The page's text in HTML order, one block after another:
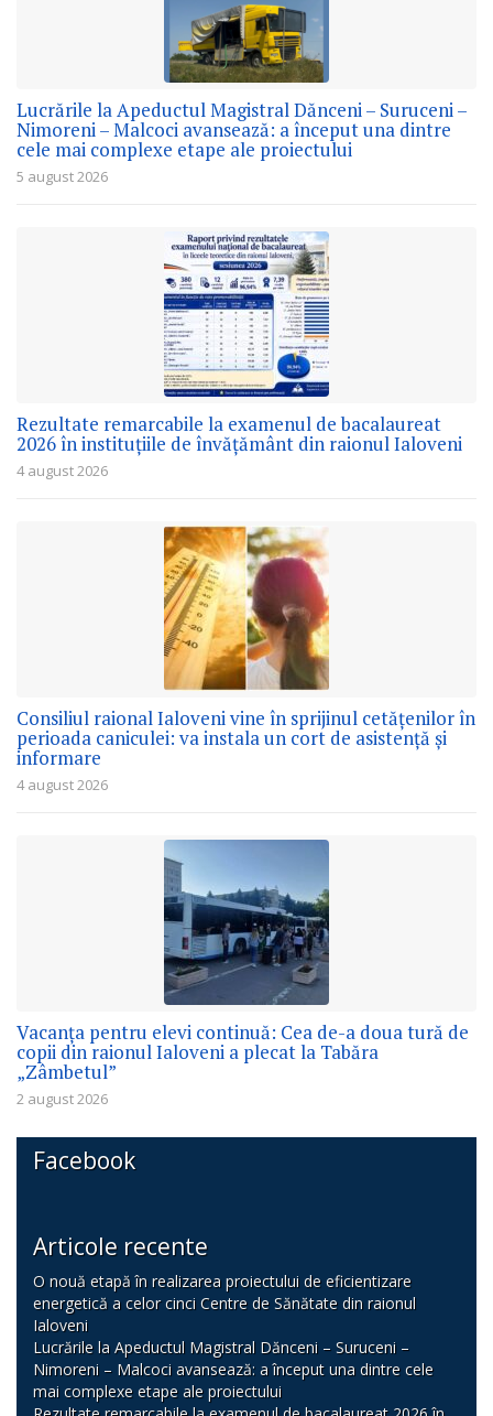
Lucrările la Apeductul Magistral Dănceni – Suruceni –
Nimoreni – Malcoci avansează: a început una dintre
cele mai complexe etape ale proiectului
5 august 2026
Rezultate remarcabile la examenul de bacalaureat
2026 în instituțiile de învățământ din raionul Ialoveni
4 august 2026
Consiliul raional Ialoveni vine în sprijinul cetățenilor în
perioada caniculei: va instala un cort de asistență și
informare
4 august 2026
Vacanța pentru elevi continuă: Cea de-a doua tură de
copii din raionul Ialoveni a plecat la Tabăra
„Zâmbetul”
2 august 2026
Facebook
Articole recente
O nouă etapă în realizarea proiectului de eficientizare
energetică a celor cinci Centre de Sănătate din raionul
Ialoveni
Lucrările la Apeductul Magistral Dănceni – Suruceni –
Nimoreni – Malcoci avansează: a început una dintre cele
mai complexe etape ale proiectului